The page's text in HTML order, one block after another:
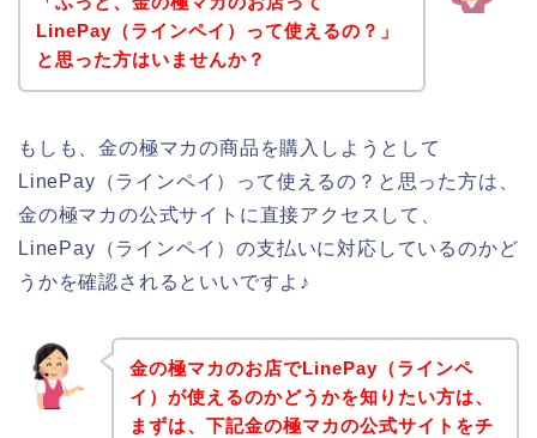
LinePay（ラインペイ）って使えるの？」
と思った方はいませんか？
もしも、金の極マカの商品を購入しようとして
LinePay（ラインペイ）って使えるの？と思った方は、
金の極マカの公式サイトに直接アクセスして、
LinePay（ラインペイ）の支払いに対応しているのかど
うかを確認されるといいですよ♪
金の極マカのお店でLinePay（ラインペ
イ）が使えるのかどうかを知りたい方は、
まずは、下記金の極マカの公式サイトをチ